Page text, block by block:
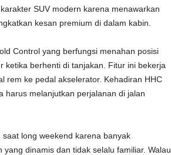
SUV modern karena menawarkan
kesan premium di dalam kabin.
Control yang berfungsi menahan posisi
berhenti di tanjakan. Fitur ini bekerja
rem ke pedal akselerator. Kehadiran HHC
harus melanjutkan perjalanan di jalan
long weekend karena banyak
dinamis dan tidak selalu familiar. Walau